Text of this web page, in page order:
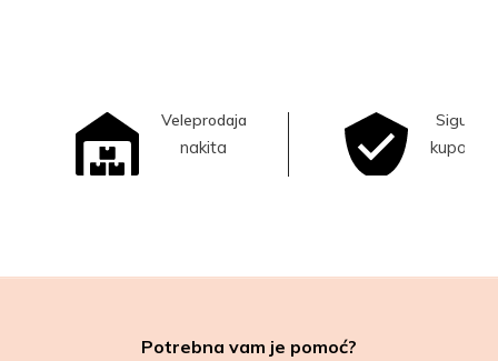
Veleprodaja
nakita
Sigurna
kupovina
Potrebna vam je pomoć?